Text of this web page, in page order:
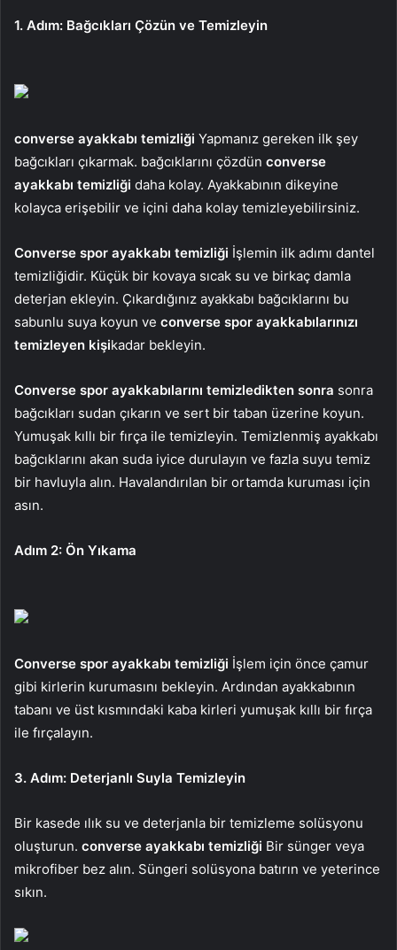
1. Adım: Bağcıkları Çözün ve Temizleyin
converse ayakkabı temizliği Yapmanız gereken ilk şey
bağcıkları çıkarmak. bağcıklarını çözdün converse
ayakkabı temizliği daha kolay. Ayakkabının dikeyine
kolayca erişebilir ve içini daha kolay temizleyebilirsiniz.
Converse spor ayakkabı temizliği İşlemin ilk adımı dantel
temizliğidir. Küçük bir kovaya sıcak su ve birkaç damla
deterjan ekleyin. Çıkardığınız ayakkabı bağcıklarını bu
sabunlu suya koyun ve converse spor ayakkabılarınızı
temizleyen kişikadar bekleyin.
Converse spor ayakkabılarını temizledikten sonra sonra
bağcıkları sudan çıkarın ve sert bir taban üzerine koyun.
Yumuşak kıllı bir fırça ile temizleyin. Temizlenmiş ayakkabı
bağcıklarını akan suda iyice durulayın ve fazla suyu temiz
bir havluyla alın. Havalandırılan bir ortamda kuruması için
asın.
Adım 2: Ön Yıkama
Converse spor ayakkabı temizliği İşlem için önce çamur
gibi kirlerin kurumasını bekleyin. Ardından ayakkabının
tabanı ve üst kısmındaki kaba kirleri yumuşak kıllı bir fırça
ile fırçalayın.
3. Adım: Deterjanlı Suyla Temizleyin
Bir kasede ılık su ve deterjanla bir temizleme solüsyonu
oluşturun. converse ayakkabı temizliği Bir sünger veya
mikrofiber bez alın. Süngeri solüsyona batırın ve yeterince
sıkın.